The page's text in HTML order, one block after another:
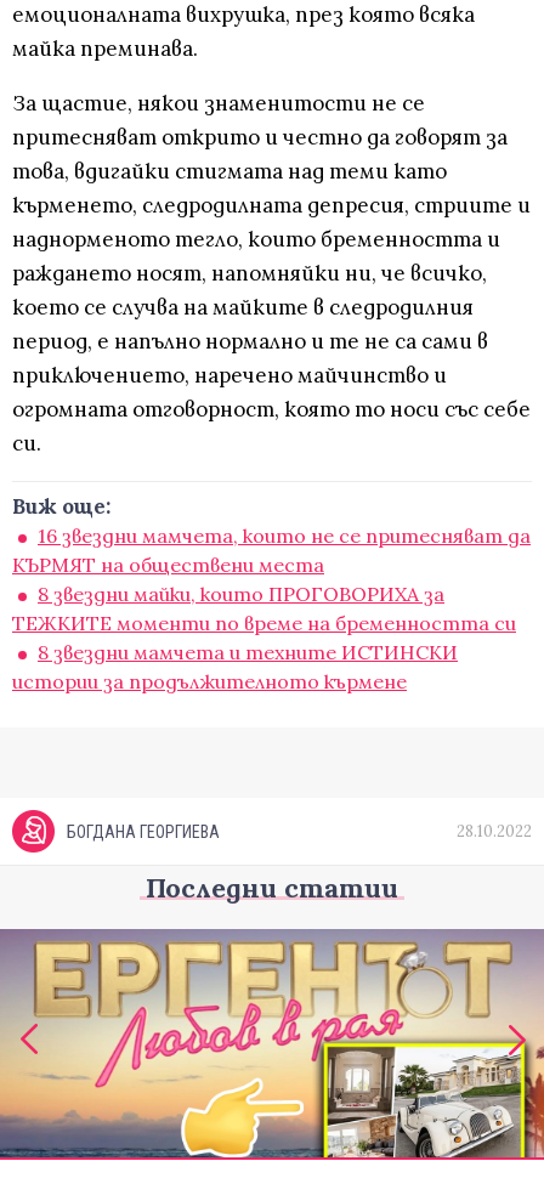
емоционалната вихрушка, през която всяка
майка преминава.
За щастие, някои знаменитости не се
притесняват открито и честно да говорят за
това, вдигайки стигмата над теми като
кърменето, следродилната депресия, стриите и
наднорменото тегло, които бременността и
раждането носят, напомняйки ни, че всичко,
което се случва на майките в следродилния
период, е напълно нормално и те не са сами в
приключението, наречено майчинство и
огромната отговорност, която то носи със себе
си.
Виж още:
16 звездни мамчета, които не се притесняват да
КЪРМЯТ на обществени места
8 звездни майки, които ПРОГОВОРИХА за
ТЕЖКИТЕ моменти по време на бременността си
8 звездни мамчета и техните ИСТИНСКИ
истории за продължителното кърмене
БОГДАНА ГЕОРГИЕВА 28.10.2022
Последни статии